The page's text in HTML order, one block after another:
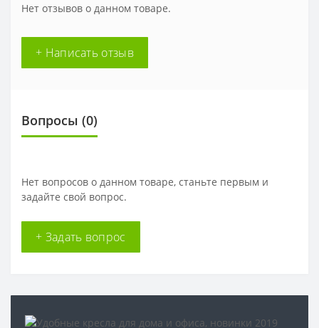
Нет отзывов о данном товаре.
+ Написать отзыв
Вопросы (0)
Нет вопросов о данном товаре, станьте первым и
задайте свой вопрос.
+ Задать вопрос